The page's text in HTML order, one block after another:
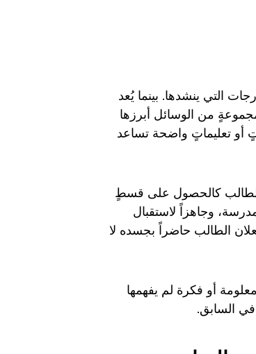
التي ينشدها. بينما يُعد
من الوسائل أبرزها
أو تعليماتٍ واضحة تساعد
الطالب كالحصول على قسطٍ
وجاهزاً لاستقبال
الطالب حاضراً بجسده لا
أو فكرة لم يفهمها
السابق.